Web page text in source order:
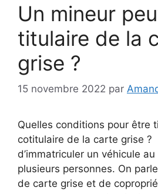
Un mineur
titulaire de la
grise ?
15 novembre 2022 par
Quelles conditions pour être
cotitulaire de la carte grise
d’immatriculer un véhicule au
plusieurs personnes. On
de carte grise et de